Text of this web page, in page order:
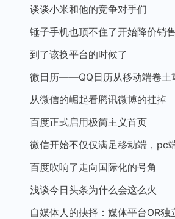
谈谈小米和他的竞争对手们
锤子手机也顶不住了开始降价销售
到了该换平台的时候了
微日历——QQ日历从移动端卷土
从微信的崛起看腾讯微博的挂掉
百度正式启用极简主义首页
微信开始不仅仅满足移动端，pc
百度吹响了走向国际化的号角
浅谈今日头条为什么会这么火
自媒体人的抉择：媒体平台OR独